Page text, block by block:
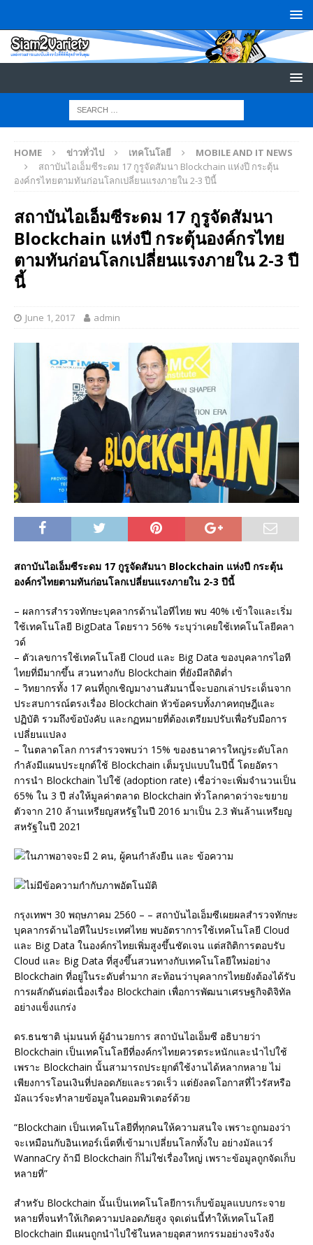
HOME ข่าวทั่วไป เทคโนโลยี
MOBILE AND IT NEWS
สถาบันไอเอ็มซีระดม 17 กูรูจัดสัมนา Blockchain แห่งปี กระตุ้น
องค์กรไทยตามทันก่อนโลกเปลี่ยนแรงภายใน 2-3 ปีนี้
สถาบันไอเอ็มซีระดม 17 กูรูจัดสัมนา
Blockchain แห่งปี กระตุ้นองค์กรไทย
ตามทันก่อนโลกเปลี่ยนแรงภายใน 2-3 ปี
นี้
June 1, 2017 admin
สถาบันไอเอ็มซีระดม 17 กูรูจัดสัมนา Blockchain แห่งปี กระตุ้น
องค์กรไทยตามทันก่อนโลกเปลี่ยนแรงภายใน 2-3 ปีนี้
– ผลการสำรวจทักษะบุคลากรด้านไอทีไทย พบ 40% เข้าใจและเริ่ม
ใช้เทคโนโลยี BigData โดยราว 56% ระบุว่าเคยใช้เทคโนโลยีคลา
วด์
– ตัวเลขการใช้เทคโนโลยี Cloud และ Big Data ของบุคลากรไอที
ไทยที่มีมากขึ้น สวนทางกับ Blockchain ที่ยังมีสถิติต่ำ
– วิทยากรทั้ง 17 คนที่ถูกเชิญมางานสัมนานี้จะบอกเล่าประเด็นจาก
ประสบการณ์ตรงเรื่อง Blockchain หัวข้อครบทั้งภาคทฤษฎีและ
ปฏิบัติ รวมถึงข้อบังคับ และกฏหมายที่ต้องเตรียมปรับเพื่อรับมือการ
เปลี่ยนแปลง
– ในตลาดโลก การสำรวจพบว่า 15% ของธนาคารใหญ่ระดับโลก
กำลังมีแผนประยุกต์ใช้ Blockchain เต็มรูปแบบในปีนี้ โดยอัตรา
การนำ Blockchain ไปใช้ (adoption rate) เชื่อว่าจะเพิ่มจำนวนเป็น
65% ใน 3 ปี ส่งให้มูลค่าตลาด Blockchain ทั่วโลกคาดว่าจะขยาย
ตัวจาก 210 ล้านเหรียญสหรัฐในปี 2016 มาเป็น 2.3 พันล้านเหรียญ
สหรัฐในปี 2021
กรุงเทพฯ 30 พฤษภาคม 2560 – – สถาบันไอเอ็มซีเผยผลสำรวจทักษะ
บุคลากรด้านไอทีในประเทศไทย พบอัตราการใช้เทคโนโลยี Cloud
และ Big Data ในองค์กรไทยเพิ่มสูงขึ้นชัดเจน แต่สถิติการตอบรับ
Cloud และ Big Data ที่สูงขึ้นสวนทางกับเทคโนโลยีใหม่อย่าง
Blockchain ที่อยู่ในระดับต่ำมาก สะท้อนว่าบุคลากรไทยยังต้องได้รับ
การผลักดันต่อเนื่องเรื่อง Blockchain เพื่อการพัฒนาเศรษฐกิจดิจิทัล
อย่างแข็งแกร่ง
ดร.ธนชาติ นุ่มนนท์ ผู้อำนวยการ สถาบันไอเอ็มซี อธิบายว่า
Blockchain เป็นเทคโนโลยีที่องค์กรไทยควรตระหนักและนำไปใช้
เพราะ Blockchain นั้นสามารถประยุกต์ใช้งานได้หลากหลาย ไม่
เพียงการโอนเงินที่ปลอดภัยและรวดเร็ว แต่ยังลดโอกาสที่ไวรัสหรือ
มัลแวร์จะทำลายข้อมูลในคอมพิวเตอร์ด้วย
“Blockchain เป็นเทคโนโลยีที่ทุกคนให้ความสนใจ เพราะถูกมองว่า
จะเหมือนกับอินเทอร์เน็ตที่เข้ามาเปลี่ยนโลกทั้งใบ อย่างมัลแวร์
WannaCry ถ้ามี Blockchain ก็ไม่ใช่เรื่องใหญ่ เพราะข้อมูลถูกจัดเก็บ
หลายที่”
สำหรับ Blockchain นั้นเป็นเทคโนโลยีการเก็บข้อมูลแบบกระจาย
หลายที่จนทำให้เกิดความปลอดภัยสูง จุดเด่นนี้ทำให้เทคโนโลยี
Blockchain มีแผนถูกนำไปใช้ในหลายอุตสาหกรรมอย่างจริงจัง